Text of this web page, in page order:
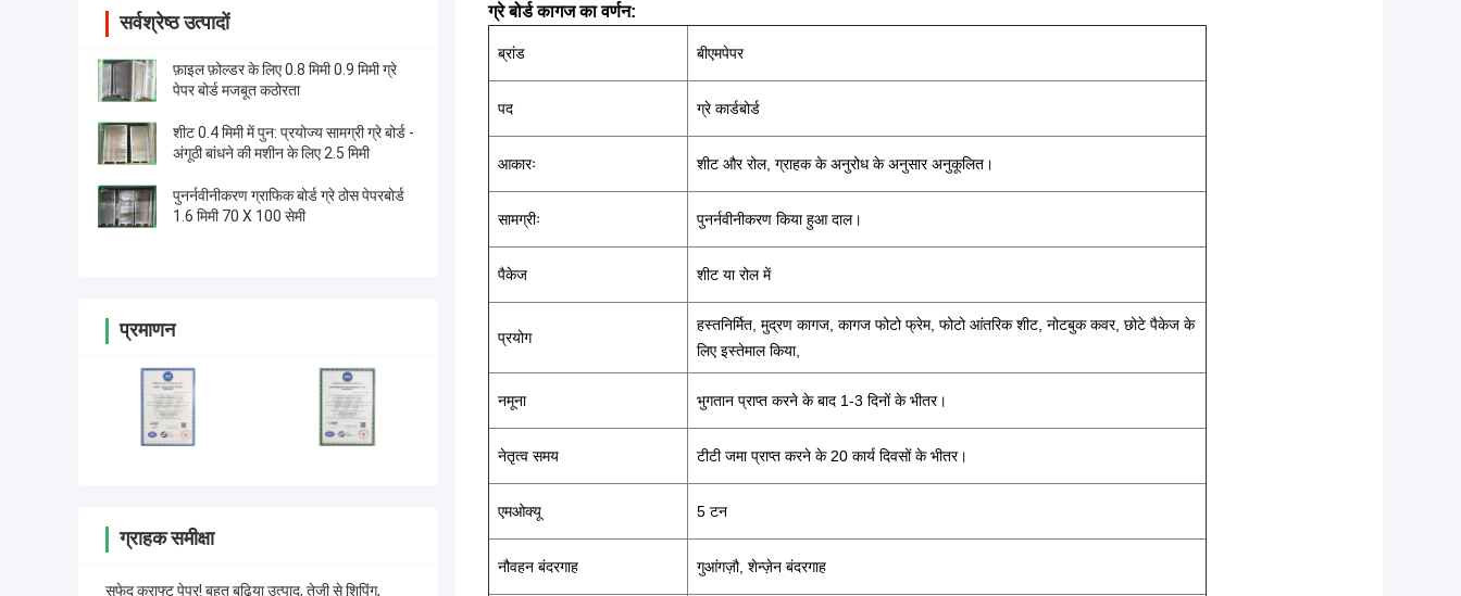
सर्वश्रेष्ठ उत्पादों
फ़ाइल फ़ोल्डर के लिए 0.8 मिमी 0.9 मिमी ग्रे
पेपर बोर्ड मजबूत कठोरता
शीट 0.4 ​​मिमी में पुन: प्रयोज्य सामग्री ग्रे बोर्ड -
अंगूठी बांधने की मशीन के लिए 2.5 मिमी
पुनर्नवीनीकरण ग्राफिक बोर्ड ग्रे ठोस पेपरबोर्ड
1.6 मिमी 70 X 100 सेमी
प्रमाणन
ग्राहक समीक्षा
सफेद क्राफ्ट पेपर! बहुत बढ़िया उत्पाद, तेजी से शिपिंग,
ग्रे बोर्ड कागज का वर्णन:
ब्रांड बीएमपेपर
पद ग्रे कार्डबोर्ड
आकारः शीट और रोल, ग्राहक के अनुरोध के अनुसार अनुकूलित।
सामग्रीः पुनर्नवीनीकरण किया हुआ दाल।
पैकेज शीट या रोल में
प्रयोग
हस्तनिर्मित, मुद्रण कागज, कागज फोटो फ्रेम, फोटो आंतरिक शीट, नोटबुक कवर, छोटे पैकेज के
लिए इस्तेमाल किया,
नमूना भुगतान प्राप्त करने के बाद 1-3 दिनों के भीतर।
नेतृत्व समय टीटी जमा प्राप्त करने के 20 कार्य दिवसों के भीतर।
एमओक्यू 5 टन
नौवहन बंदरगाह गुआंगज़ौ, शेन्ज़ेन बंदरगाह